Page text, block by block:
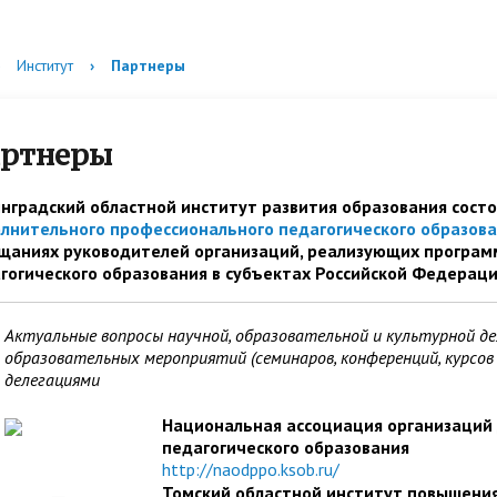
курсы и мероприятия
методический центр
Инновационная
региональной
системе
центр
проектов
просветительской
Сопровождение ШНОР и
молодых
Ленинградской области
Бережная школа
профилактике
Институт › Партнеры
областной институт развития образования
профессионального педагогического
руководителей организаций, реализующих
образования в субъектах Российской
Актуальные вопросы научной, образовательной и культурной
образовательных мероприятий (семинаров, конференций,
делегациями
Национальная ассоциация
педагогического образования
http://naodppo.ksob.ru/
Томский областной институт